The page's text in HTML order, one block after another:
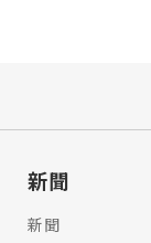
新聞
新聞